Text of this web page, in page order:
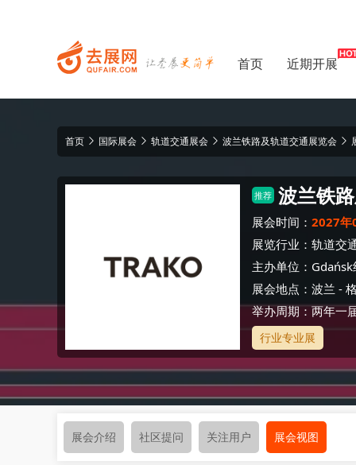
首页 近期开展
首页 国际展会 轨道交通展会 波兰铁路及轨道交通展览会
推荐 波兰铁
展会时间： 2027年
展览行业： 轨道交
主办单位：
展会地点： 波兰 -
举办周期：两年一
行业专业展
展会介绍 社区提问 关注用户 展会视图